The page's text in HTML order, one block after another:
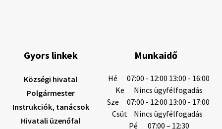
Helyi közlemények: 2026.08.05.
Gyászhirdetés: 2026.08.05. 1/ Tisztelt Lakosság!
Gyors linkek
Községi hivatal
Polgármester
Instrukciók, tanácsok
Hivatali üzenőfal
Munkaidő
Hé
07:00 - 12:00 13:00 - 16:00
Ke
Nincs ügyfélfogadás
Sze
07:00 - 12:00 13:00 - 17:00
Csüt
Nincs ügyfélfogadás
Pé
07:00 – 12:30